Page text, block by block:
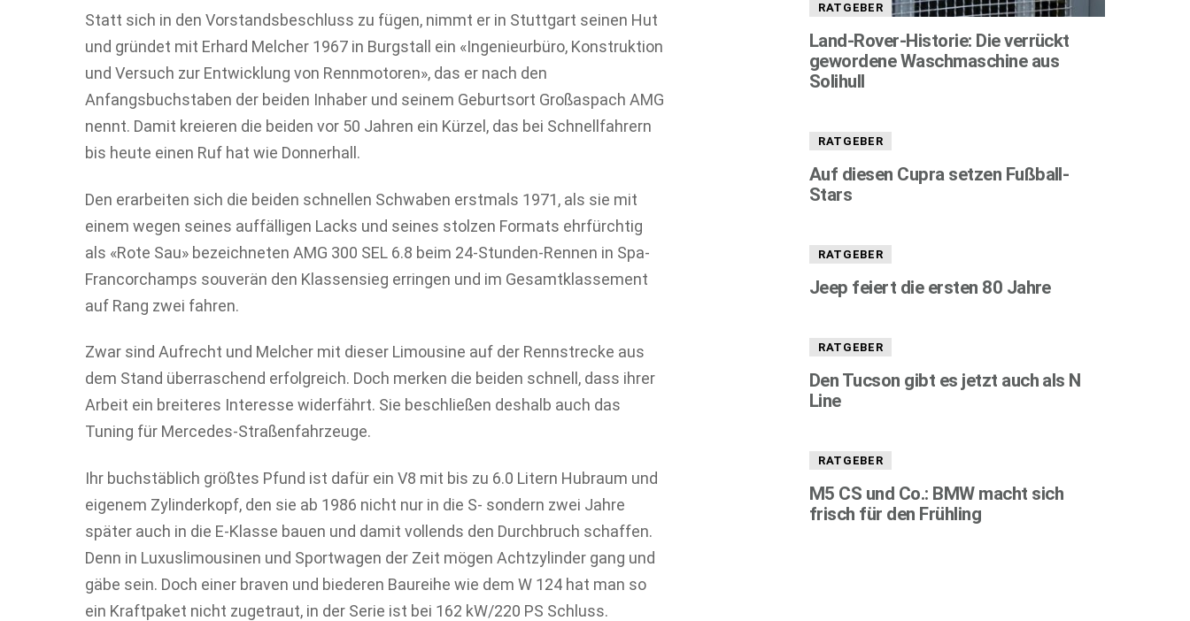
Statt sich in den Vorstandsbeschluss zu fügen, nimmt er in Stuttgart seinen Hut
und gründet mit Erhard Melcher 1967 in Burgstall ein «Ingenieurbüro, Konstruktion
und Versuch zur Entwicklung von Rennmotoren», das er nach den
Anfangsbuchstaben der beiden Inhaber und seinem Geburtsort Großaspach AMG
nennt. Damit kreieren die beiden vor 50 Jahren ein Kürzel, das bei Schnellfahrern
bis heute einen Ruf hat wie Donnerhall.
Den erarbeiten sich die beiden schnellen Schwaben erstmals 1971, als sie mit
einem wegen seines auffälligen Lacks und seines stolzen Formats ehrfürchtig
als «Rote Sau» bezeichneten AMG 300 SEL 6.8 beim 24-Stunden-Rennen in Spa-
Francorchamps souverän den Klassensieg erringen und im Gesamtklassement
auf Rang zwei fahren.
Zwar sind Aufrecht und Melcher mit dieser Limousine auf der Rennstrecke aus
dem Stand überraschend erfolgreich. Doch merken die beiden schnell, dass ihrer
Arbeit ein breiteres Interesse widerfährt. Sie beschließen deshalb auch das
Tuning für Mercedes-Straßenfahrzeuge.
Ihr buchstäblich größtes Pfund ist dafür ein V8 mit bis zu 6.0 Litern Hubraum und
eigenem Zylinderkopf, den sie ab 1986 nicht nur in die S- sondern zwei Jahre
später auch in die E-Klasse bauen und damit vollends den Durchbruch schaffen.
Denn in Luxuslimousinen und Sportwagen der Zeit mögen Achtzylinder gang und
gäbe sein. Doch einer braven und biederen Baureihe wie dem W 124 hat man so
ein Kraftpaket nicht zugetraut, in der Serie ist bei 162 kW/220 PS Schluss.
RATGEBER
Land-Rover-Historie: Die verrückt
gewordene Waschmaschine aus
Solihull
RATGEBER
Auf diesen Cupra setzen Fußball-
Stars
RATGEBER
Jeep feiert die ersten 80 Jahre
RATGEBER
Den Tucson gibt es jetzt auch als N
Line
RATGEBER
M5 CS und Co.: BMW macht sich
frisch für den Frühling